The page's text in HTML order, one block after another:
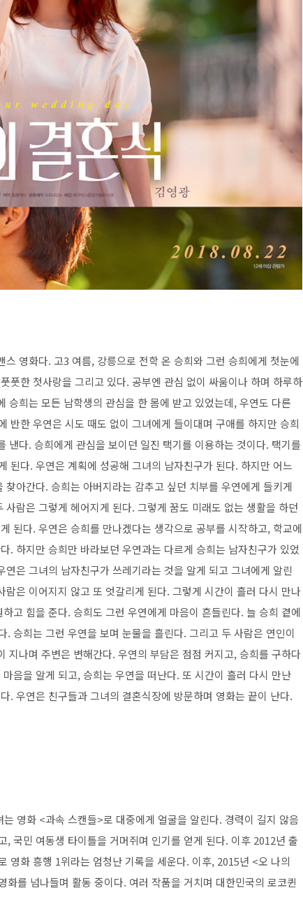
스 영화다. 고3 여름, 강릉으로 전학 온 승희와 그런 승희에게 첫눈에
풋한 첫사랑을 그리고 있다. 공부엔 관심 없이 싸움이나 하며 하루하
승희는 모든 남학생의 관심을 한 몸에 받고 있었는데,우연도 다른
반한 우연은 시도 때도 없이 그녀에게 들이대며 구애를 하지만 승희
낸다. 승희에게 관심을 보이던 일진 택기를 이용하는 것이다. 택기를
된다. 우연은 계획에 성공해 그녀의 남자친구가 된다. 하지만 어느
찾아간다. 승희는 아버지라는 감추고 싶던 치부를 우연에게 들키게
사람은 그렇게 헤어지게 된다. 그렇게 꿈도 미래도 없는 생활을 하던
된다. 우연은 승희를 만나겠다는 생각으로 공부를 시작하고, 학교에
. 하지만 승희만 바라보던 우연과는 다르게 승희는 남자친구가 있었
연은 그녀의 남자친구가 쓰레기라는 것을 알게 되고 그녀에게 알린
람은 이어지지 않고 또 엇갈리게 된다. 그렇게 시간이 흘러 다시 만나
고 힘을 준다. 승희도 그런 우연에게 마음이 흔들린다. 늘 승희 곁에
. 승희는 그런 우연을 보며 눈물을 흘린다. 그리고 두 사람은 연인이
지나며 주변은 변해간다. 우연의 부담은 점점 커지고,승희를 구하다
음을 알게 되고,승희는 우연을 떠난다. 또 시간이 흘러 다시 만난
. 우연은 친구들과 그녀의 결혼식장에 방문하며 영화는 끝이 난다.
는 영화 <과속 스캔들>로 대중에게 얼굴을 알린다. 경력이 길지 않음
,국민 여동생 타이틀을 거머쥐며 인기를 얻게 된다. 이후 2012년 출
영화 흥행 1위라는 엄청난 기록을 세운다. 이후, 2015년 <오 나의
화를 넘나들며 활동 중이다. 여러 작품을 거치며 대한민국의 로코퀸